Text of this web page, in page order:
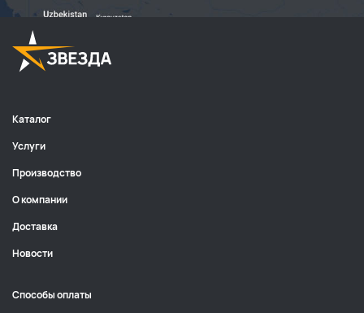
Каталог
Услуги
Производство
О компании
Доставка
Новости
Способы оплаты